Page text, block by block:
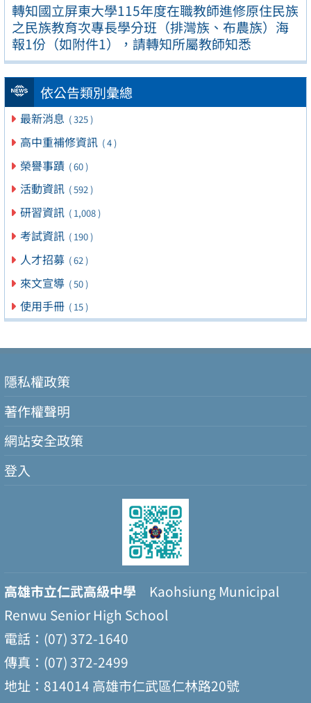
轉知國立屏東大學115年度在職教師進修原住民族
之民族教育次專長學分班（排灣族、布農族）海
報1份（如附件1），請轉知所屬教師知悉
依公告類別彙總
最新消息 ( 325 )
高中重補修資訊 ( 4 )
榮譽事蹟 ( 60 )
活動資訊 ( 592 )
研習資訊 ( 1,008 )
考試資訊 ( 190 )
人才招募 ( 62 )
來文宣導 ( 50 )
使用手冊 ( 15 )
隱私權政策
著作權聲明
網站安全政策
登入
高雄市立仁武高級中學 Kaohsiung Municipal
Renwu Senior High School
電話：(07) 372-1640
傳真：(07) 372-2499
地址：814014 高雄市仁武區仁林路20號